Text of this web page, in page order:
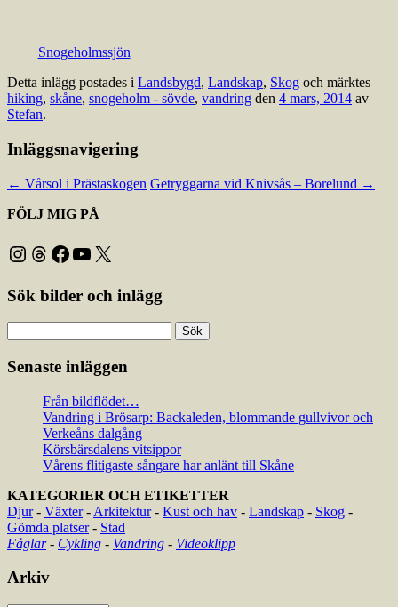
Snogeholmssjön
Detta inlägg postades i Landsbygd, Landskap, Skog och märktes
hiking, skåne, snogeholm - sövde, vandring den 4 mars, 2014 av
Stefan.
Inläggsnavigering
← Vårsol i Prästaskogen Getryggarna vid Knivsås – Borelund →
FÖLJ MIG PÅ
Instagram
Threads
Facebook
YouTube
X
Sök bilder och inlägg
efter:
Senaste inläggen
Från bildflödet…
Vandring i Brösarp: Backaleden, blommande gullvivor och
Verkeåns dalgång
Körsbärsdalens vitsippor
Vårens flitigaste sångare har anlänt till Skåne
KATEGORIER OCH ETIKETTER
Djur- Växter- Arkitektur- Kust och hav - Landskap - Skog -
Gömda platser- Stad
Fåglar- Cykling - Vandring - Videoklipp
Arkiv